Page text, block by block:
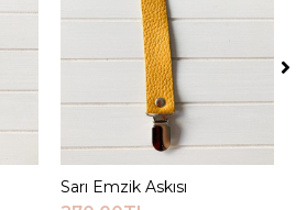
Sepete Ekle
Sarı Emzik Askısı